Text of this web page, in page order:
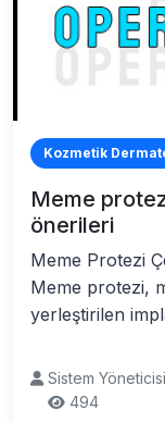
Kozmetik
Meme
önerileri
Meme Protezi
Meme protezi,
yerleştirilen
Sistem Yöneticisi
494